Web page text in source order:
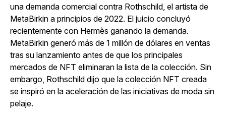
una demanda comercial contra Rothschild, el artista de
MetaBirkin a principios de 2022. El juicio concluyó
recientemente con Hermès ganando la demanda.
MetaBirkin generó más de 1 millón de dólares en ventas
tras su lanzamiento antes de que los principales
mercados de NFT eliminaran la lista de la colección. Sin
embargo, Rothschild dijo que la colección NFT creada
se inspiró en la aceleración de las iniciativas de moda sin
pelaje.